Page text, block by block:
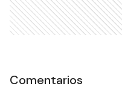
Comentarios